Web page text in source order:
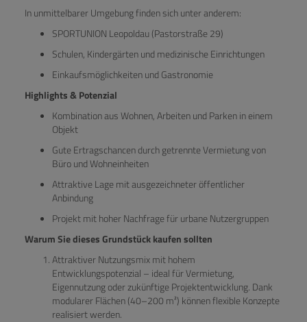
In unmittelbarer Umgebung finden sich unter anderem:
SPORTUNION Leopoldau (Pastorstraße 29)
Schulen, Kindergärten und medizinische Einrichtungen
Einkaufsmöglichkeiten und Gastronomie
Highlights & Potenzial
Kombination aus Wohnen, Arbeiten und Parken in einem
Objekt
Gute Ertragschancen durch getrennte Vermietung von
Büro und Wohneinheiten
Attraktive Lage mit ausgezeichneter öffentlicher
Anbindung
Projekt mit hoher Nachfrage für urbane Nutzergruppen
Warum Sie dieses Grundstück kaufen sollten
Attraktiver Nutzungsmix mit hohem
Entwicklungspotenzial – ideal für Vermietung,
Eigennutzung oder zukünftige Projektentwicklung. Dank
modularer Flächen (40–200 m²) können flexible Konzepte
realisiert werden.